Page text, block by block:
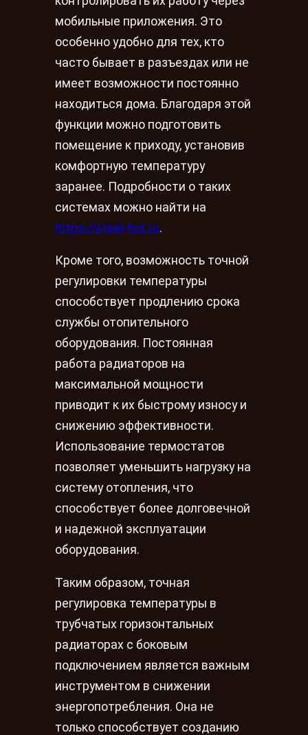
мобильные приложения. Это
особенно удобно для тех, кто
часто бывает в разъездах или не
имеет возможности постоянно
находиться дома. Благодаря этой
функции можно подготовить
помещение к приходу, установив
комфортную температуру
заранее. Подробности о таких
системах можно найти на
https://steel-hot.ru.
Кроме того, возможность точной
регулировки температуры
способствует продлению срока
службы отопительного
оборудования. Постоянная
работа радиаторов на
максимальной мощности
приводит к их быстрому износу и
снижению эффективности.
Использование термостатов
позволяет уменьшить нагрузку на
систему отопления, что
способствует более долговечной
и надежной эксплуатации
оборудования.
Таким образом, точная
регулировка температуры в
трубчатых горизонтальных
радиаторах с боковым
подключением является важным
инструментом в снижении
энергопотребления. Она не
только способствует созданию